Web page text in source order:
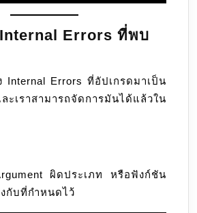
Internal Errors ที่พบ
Internal Errors ที่อัปเกรดมาเป็น
เราสามารถจัดการมันได้แล้วใน
ผิดประเภท หรือฟังก์ชัน
กับที่กำหนดไว้